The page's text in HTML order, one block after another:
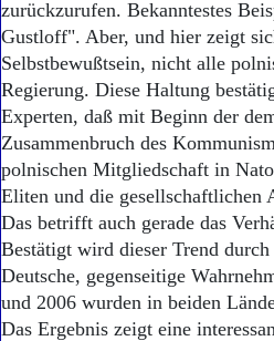
zurückzurufen. Bekanntestes
Gustloff". Aber, und hier zeigt
Selbstbewußtsein, nicht alle
Regierung. Diese Haltung
Experten, daß mit Beginn der
Zusammenbruch des
polnischen Mitgliedschaft in
Eliten und die gesellschaftlichen
Das betrifft auch gerade das
Bestätigt wird dieser Trend
Deutsche, gegenseitige
und 2006 wurden in beiden
Das Ergebnis zeigt eine